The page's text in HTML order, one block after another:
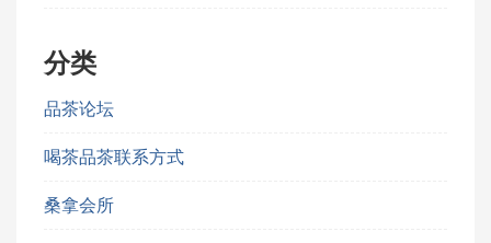
分类
品茶论坛
喝茶品茶联系方式
桑拿会所